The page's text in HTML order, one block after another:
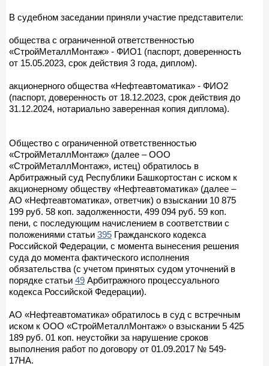
В судебном заседании приняли участие представители:
общества с ограниченной ответственностью
«СтройМеталлМонтаж» - ФИО1 (паспорт, доверенность
от 15.05.2023, срок действия 3 года, диплом).
акционерного общества «Нефтеавтоматика» - ФИО2
(паспорт, доверенность от 18.12.2023, срок действия до
31.12.2024, нотариально заверенная копия диплома).
Общество с ограниченной ответственностью
«СтройМеталлМонтаж» (далее – ООО
«СтройМеталлМонтаж», истец) обратилось в
Арбитражный суд Республики Башкортостан с иском к
акционерному обществу «Нефтеавтоматика» (далее –
АО «Нефтеавтоматика», ответчик) о взыскании 10 875
199 руб. 58 коп. задолженности, 499 094 руб. 59 коп.
пени, с последующим начислением в соответствии с
положениями статьи 395 Гражданского кодекса
Российской Федерации, с момента вынесения решения
суда до момента фактического исполнения
обязательства (с учетом принятых судом уточнений в
порядке статьи 49 Арбитражного процессуального
кодекса Российской Федерации).
АО «Нефтеавтоматика» обратилось в суд с встречным
иском к ООО «СтройМеталлМонтаж» о взыскании 5 425
189 руб. 01 коп. неустойки за нарушение сроков
выполнения работ по договору от 01.09.2017 № 549-
17НА.